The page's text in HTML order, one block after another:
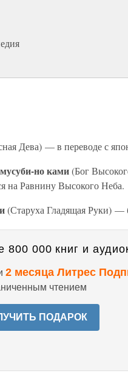
Дева) — в переводе с
но ками(Бог
на Равнину Высокого Неба.
(Старуха Гладящая Руки) —
800 000 книг и
2 месяца Литрес
чтением
ПОДАРОК